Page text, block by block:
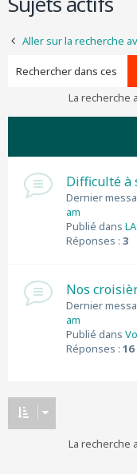
Aller sur la recherche
La recherche
Difficulté à
Dernier
am
Publié dans
Réponses : 3
Nos
Dernier
am
Publié dans
Réponses : 16
La recherche